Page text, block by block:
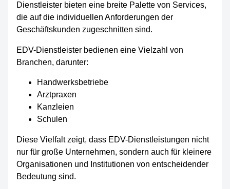
Dienstleister bieten eine breite Palette von Services,
die auf die individuellen Anforderungen der
Geschäftskunden zugeschnitten sind.
EDV-Dienstleister bedienen eine Vielzahl von
Branchen, darunter:
Handwerksbetriebe
Arztpraxen
Kanzleien
Schulen
Diese Vielfalt zeigt, dass EDV-Dienstleistungen nicht
nur für große Unternehmen, sondern auch für kleinere
Organisationen und Institutionen von entscheidender
Bedeutung sind.